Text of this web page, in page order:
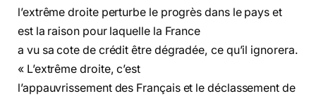
l’extrême droite perturbe le progrès dans le pays et
est la raison pour laquelle la France
a vu sa cote de crédit être dégradée, ce qu’il ignorera.
« L’extrême droite, c’est
l’appauvrissement des Français et le déclassement de